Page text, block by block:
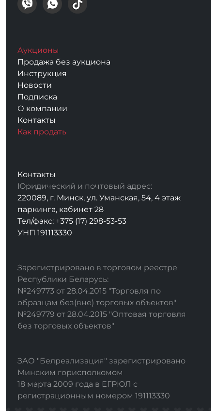
Аукционы
Продажа без аукциона
Инструкция
Новости
Подписка
О компании
Контакты
Как продать
Контакты
Юридический и почтовый адрес:
220089, г. Минск, ул. Уманская, 54, 4 этаж
паркинга, кабинет 28
Тел/факс: +375 (17) 298-53-53
УНП 191113330
Зарегистрировано в торговом реестре
Республики Беларусь:
№249773 от 28.04.2015 "Торговля по
образцам без(вне) торговых объектов"
№249779 от 28.04.2015 "Оптовая торговля
без торговых объектов"
ЗАО "Белреализация" зарегистрировано
Минским горисполкомом
18 марта 2009 года в ЕГРЮЛ с
регистрационным номером 191113330